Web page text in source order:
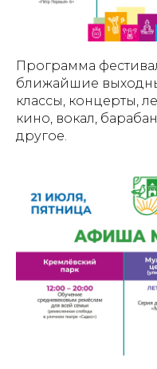
Программа
ближайшие
классы, концерты,
кино, вокал,
другое.